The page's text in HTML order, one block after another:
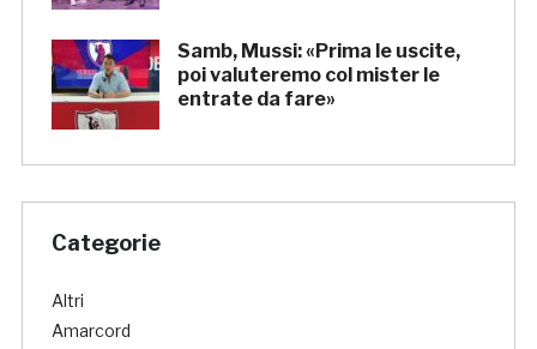
Samb, Mussi: «Prima le uscite,
poi valuteremo col mister le
entrate da fare»
Categorie
Altri
Amarcord